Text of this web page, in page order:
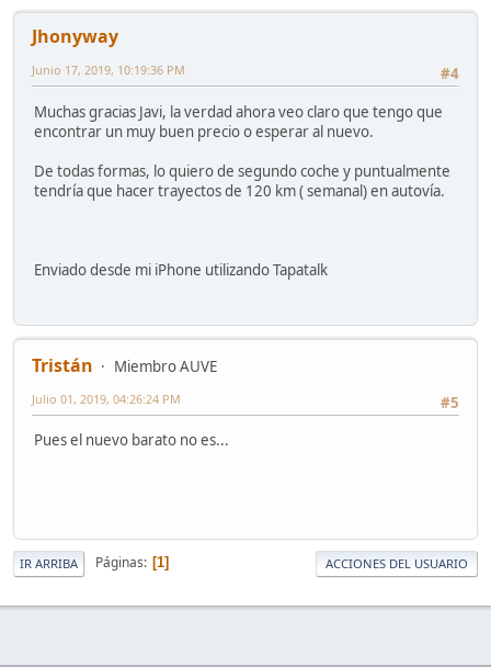
Jhonyway
#4
Junio 17, 2019, 10:19:36 PM
Muchas gracias Javi, la verdad ahora veo claro que tengo que
encontrar un muy buen precio o esperar al nuevo.
De todas formas, lo quiero de segundo coche y puntualmente
tendría que hacer trayectos de 120 km ( semanal) en autovía.
Enviado desde mi iPhone utilizando Tapatalk
Tristán
Miembro AUVE
#5
Julio 01, 2019, 04:26:24 PM
Pues el nuevo barato no es...
IR ARRIBA Páginas 1 ACCIONES DEL USUARIO